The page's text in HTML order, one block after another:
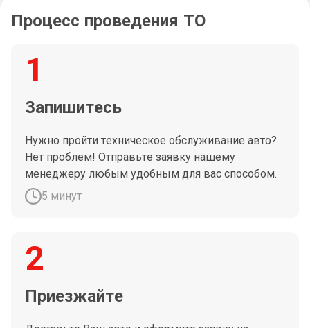
Процесс проведения ТО
1
Запишитесь
Нужно пройти техническое обслуживание авто?
Нет проблем! Отправьте заявку нашему
менеджеру любым удобным для вас способом.
5 минут
2
Приезжайте